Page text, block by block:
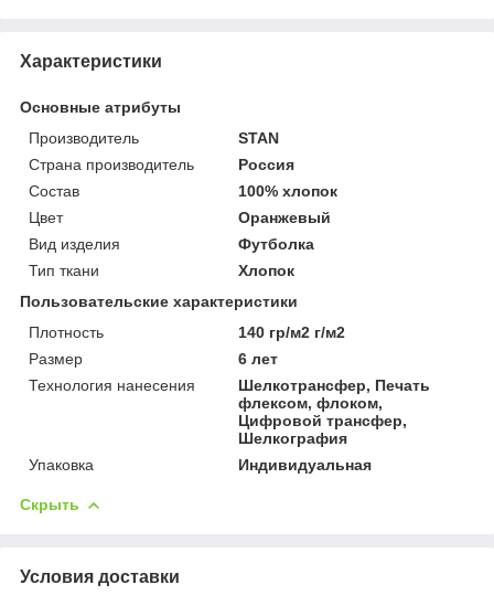
Характеристики
Основные атрибуты
Производитель
STAN
Страна производитель
Россия
Состав
100% хлопок
Цвет
Оранжевый
Вид изделия
Футболка
Тип ткани
Хлопок
Пользовательские характеристики
Плотность
140 гр/м2 г/м2
Размер
6 лет
Технология нанесения
Шелкотрансфер, Печать
флексом, флоком,
Цифровой трансфер,
Шелкография
Упаковка
Индивидуальная
Скрыть
Условия доставки